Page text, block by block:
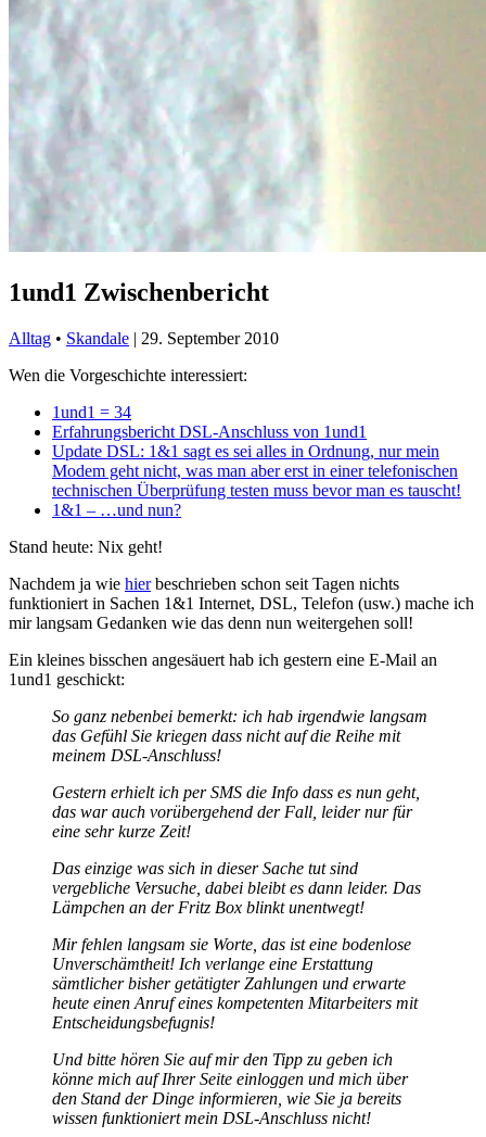
1und1 Zwischenbericht
Alltag • Skandale | 29. September 2010
Wen die Vorgeschichte interessiert:
1und1 = 34
Erfahrungsbericht DSL-Anschluss von 1und1
Update DSL: 1&1 sagt es sei alles in Ordnung, nur mein
Modem geht nicht, was man aber erst in einer telefonischen
technischen Überprüfung testen muss bevor man es tauscht!
1&1 – …und nun?
Stand heute: Nix geht!
Nachdem ja wie hierbeschrieben schon seit Tagen nichts
funktioniert in Sachen 1&1 Internet, DSL, Telefon (usw.) mache ich
mir langsam Gedanken wie das denn nun weitergehen soll!
Ein kleines bisschen angesäuert hab ich gestern eine E-Mail an
1und1 geschickt:
So ganz nebenbei bemerkt: ich hab irgendwie langsam
das Gefühl Sie kriegen dass nicht auf die Reihe mit
meinem DSL-Anschluss!
Gestern erhielt ich per SMS die Info dass es nun geht,
das war auch vorübergehend der Fall, leider nur für
eine sehr kurze Zeit!
Das einzige was sich in dieser Sache tut sind
vergebliche Versuche, dabei bleibt es dann leider. Das
Lämpchen an der Fritz Box blinkt unentwegt!
Mir fehlen langsam sie Worte, das ist eine bodenlose
Unverschämtheit! Ich verlange eine Erstattung
sämtlicher bisher getätigter Zahlungen und erwarte
heute einen Anruf eines kompetenten Mitarbeiters mit
Entscheidungsbefugnis!
Und bitte hören Sie auf mir den Tipp zu geben ich
könne mich auf Ihrer Seite einloggen und mich über
den Stand der Dinge informieren, wie Sie ja bereits
wissen funktioniert mein DSL-Anschluss nicht!